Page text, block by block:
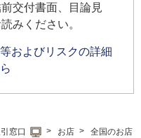
交付書面、目論見
みください。
およびリスクの詳細
窓口 お店
全国のお店